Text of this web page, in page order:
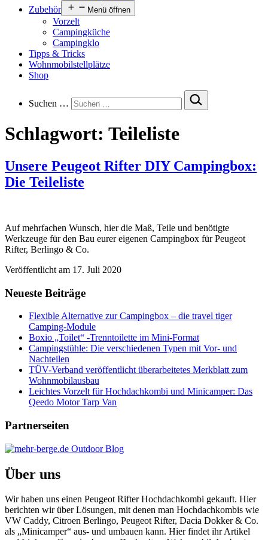
Zubehör
Menü öffnen
Vorzelt
Campingküche
Campingklo
Tipps & Tricks
Wohnmobilstellplätze
Shop
Suchen …
Schlagwort: Teileliste
Unsere Peugeot Rifter DIY Campingbox:
Die Teileliste
Auf mehrfachen Wunsch, hier die Maß, Teile und benötigte
Werkzeuge für den Bau eurer eigenen Campingbox für Peugeot
Rifter, Berlingo & Co.
Veröffentlicht am 17. Juli 2020
Neueste Beiträge
Flexible Alternative zur Campingbox – die travel tiger
Camping-Module
Boxio „Toilet“ -Trenntoilette im Mini-Format
Campingstühle: Die verschiedenen Typen mit Vor- und
Nachteilen
TÜV-Verband veröffentlicht überarbeitetes Merkblatt zum
Wohnmobilausbau
Leichtes Vorzelt für Hochdachkombi und Minicamper: Das
Qeedo Motor Tarp Van
Partnerseiten
Über uns
Wir haben uns einen Peugeot Rifter Hochdachkombi gekauft. Hier
berichten wir über Lösungen, mit denen man Hochdachkombis wie
VW Caddy, Citroen Berlingo, Peugeot Rifter, Dacia Dokker & Co.
als „Minicamper“ aus- und umbauen kann. Hier findet ihr Artikel